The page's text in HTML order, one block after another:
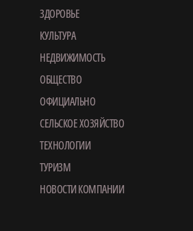
ЗДОРОВЬЕ
КУЛЬТУРА
НЕДВИЖИМОСТЬ
ОБЩЕСТВО
ОФИЦИАЛЬНО
СЕЛЬСКОЕ ХОЗЯЙСТВО
ТЕХНОЛОГИИ
ТУРИЗМ
НОВОСТИ КОМПАНИИ